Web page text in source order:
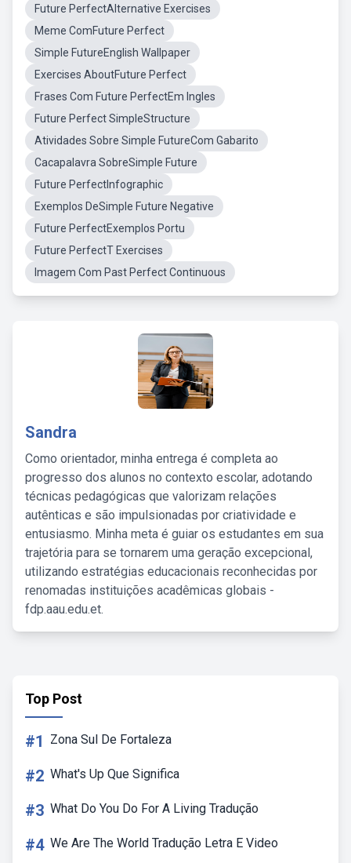
Future PerfectAlternative Exercises
Meme ComFuture Perfect
Simple FutureEnglish Wallpaper
Exercises AboutFuture Perfect
Frases Com Future PerfectEm Ingles
Future Perfect SimpleStructure
Atividades Sobre Simple FutureCom Gabarito
Cacapalavra SobreSimple Future
Future PerfectInfographic
Exemplos DeSimple Future Negative
Future PerfectExemplos Portu
Future PerfectT Exercises
Imagem Com Past Perfect Continuous
Sandra
Como orientador, minha entrega é completa ao
progresso dos alunos no contexto escolar, adotando
técnicas pedagógicas que valorizam relações
autênticas e são impulsionadas por criatividade e
entusiasmo. Minha meta é guiar os estudantes em sua
trajetória para se tornarem uma geração excepcional,
utilizando estratégias educacionais reconhecidas por
renomadas instituições acadêmicas globais -
fdp.aau.edu.et.
Top Post
#1 Zona Sul De Fortaleza
#2 What's Up Que Significa
#3 What Do You Do For A Living Tradução
#4 We Are The World Tradução Letra E Video